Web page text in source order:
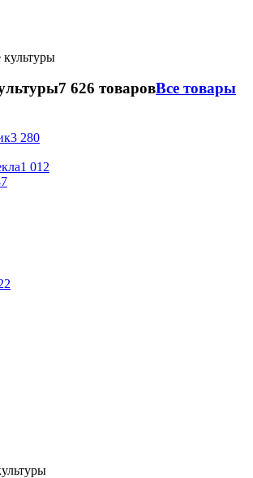
культуры
7 626 товаровВсе товары
3 280
1 012